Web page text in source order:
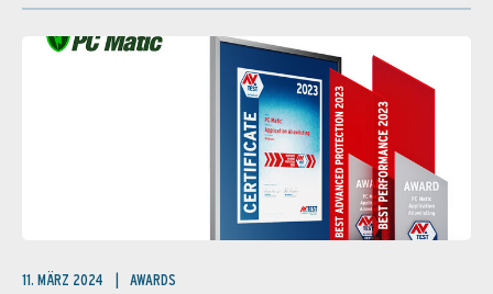
11. MÄRZ 2024 AWARDS